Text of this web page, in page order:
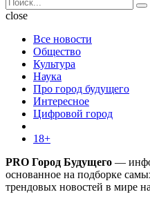
for:
close
Все новости
Общество
Культура
Наука
Про город будущего
Интересное
Цифровой город
18+
PRO Город Будущего —
основанное на подборке
трендовых новостей в мире